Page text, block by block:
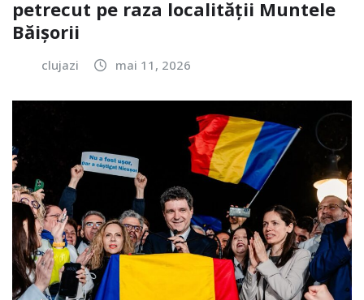
petrecut pe raza localității Muntele
Băișorii
clujazi mai 11, 2026